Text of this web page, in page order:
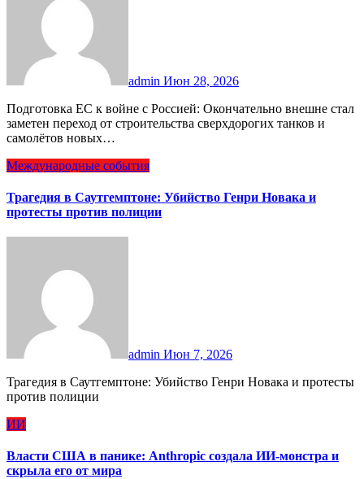
admin Июн 28, 2026
Подготовка ЕС к войне с Россией: Окончательно внешне стал
заметен переход от строительства сверхдорогих танков и
самолётов новых…
Международные события
Трагедия в Саутгемптоне: Убийство Генри Новака и
протесты против полиции
admin Июн 7, 2026
Трагедия в Саутгемптоне: Убийство Генри Новака и протесты
против полиции
ИИ
Власти США в панике: Anthropic создала ИИ-монстра и
скрыла его от мира